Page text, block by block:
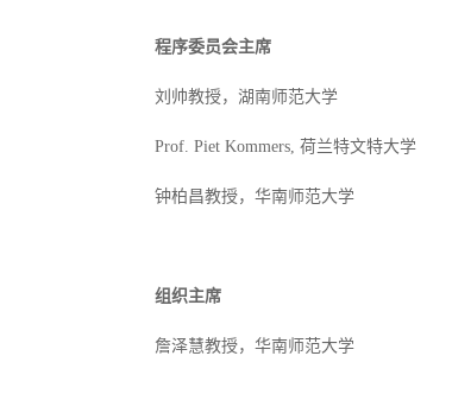
程序委员会主席
刘帅教授，湖南师范大学
Prof. Piet Kommers, 荷兰特文特大学
钟柏昌教授，华南师范大学
组织主席
詹泽慧教授，华南师范大学